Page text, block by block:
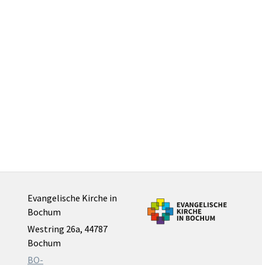
Evangelische Kirche in
Bochum
Westring 26a, 44787
Bochum
BO-